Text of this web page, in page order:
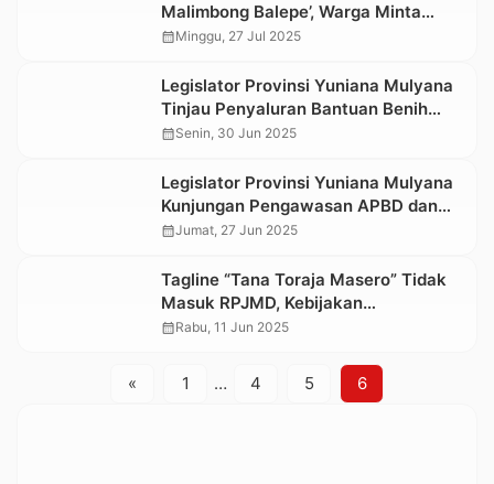
Malimbong Balepe’, Warga Minta
Poros Provinsi Paso’bo – Matangli
calendar_monthMinggu, 27 Jul 2025
Legislator Provinsi Yuniana Mulyana
Tinjau Penyaluran Bantuan Benih
Cabe di Lembang Sillanan Tana
calendar_monthSenin, 30 Jun 2025
Legislator Provinsi Yuniana Mulyana
Kunjungan Pengawasan APBD dan
Temu Konstituen di SMAN 1 Tana
calendar_monthJumat, 27 Jun 2025
Tagline “Tana Toraja Masero” Tidak
Masuk RPJMD, Kebijakan
Anggarannya Dipertanyakan
calendar_monthRabu, 11 Jun 2025
« 1 … 4 5 6